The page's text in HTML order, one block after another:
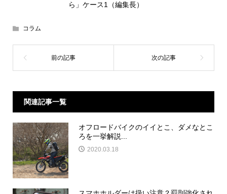
ら」ケース1（編集長）
コラム
関連記事一覧
オフロードバイクのイイとこ、ダメなとこ
ろを一挙解説...
2020.03.18